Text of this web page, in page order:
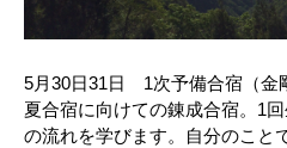
5月30日31日 1次予備合宿（金
夏合宿に向けての錬成合宿。1
の流れを学びます。自分のこと